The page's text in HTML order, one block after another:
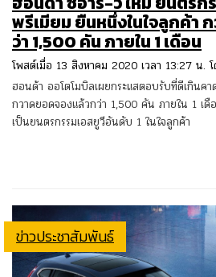
พรีเมียม ยืนหนึ่งในใจลูกค้า
ว่า 1,500 คัน ภายใน 1 เดือน
โพสต์เมื่อ 13 สิงหาคม 2020 เวลา 13:27 น.
ฮอนด้า ออโตโมบิลเผยกระแสตอบรับที่ดีเกินค
กวาดยอดจองแล้วกว่า 1,500 คัน ภายใน 1 เ
เป็นยนตรกรรมเอสยูวีอันดับ 1 ในใจลูกค้า
ข่าวประชาสัมพันธ์